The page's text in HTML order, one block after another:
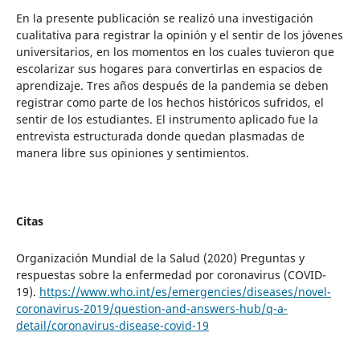
En la presente publicación se realizó una investigación
cualitativa para registrar la opinión y el sentir de los jóvenes
universitarios, en los momentos en los cuales tuvieron que
escolarizar sus hogares para convertirlas en espacios de
aprendizaje. Tres años después de la pandemia se deben
registrar como parte de los hechos históricos sufridos, el
sentir de los estudiantes. El instrumento aplicado fue la
entrevista estructurada donde quedan plasmadas de
manera libre sus opiniones y sentimientos.
Citas
Organización Mundial de la Salud (2020) Preguntas y
respuestas sobre la enfermedad por coronavirus (COVID-
19). https://www.who.int/es/emergencies/diseases/novel-
coronavirus-2019/question-and-answers-hub/q-a-
detail/coronavirus-disease-covid-19